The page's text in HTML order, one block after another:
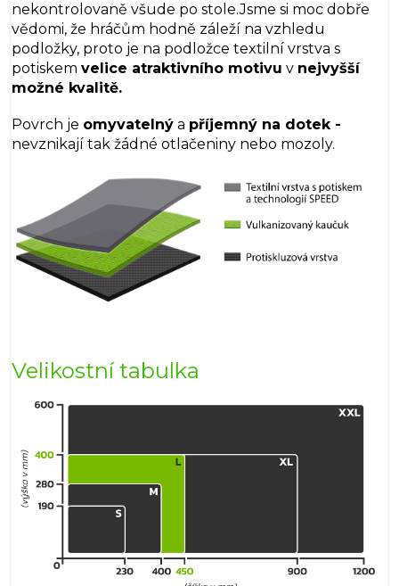
nekontrolovaně všude po stole.Jsme si moc dobře
vědomi, že hráčům hodně záleží na vzhledu
podložky, proto je na podložce textilní vrstva s
potiskem velice atraktivního motivu v nejvyšší
možné kvalitě.
Povrch je omyvatelný a příjemný na dotek -
nevznikají tak žádné otlačeniny nebo mozoly.
Velikostní tabulka